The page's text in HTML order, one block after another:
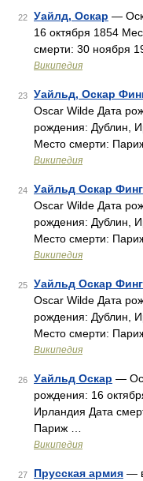
22 Уайлд, Оскар —
16 октября 1854
смерти: 30 ноября
Википедия
23 Уайльд, Оскар
Oscar Wilde Дата
рождения: Дублин,
Место смерти:
Википедия
24 Уайльд Оскар
Oscar Wilde Дата
рождения: Дублин,
Место смерти:
Википедия
25 Уайльд Оскар
Oscar Wilde Дата
рождения: Дублин,
Место смерти:
Википедия
26 Уайльд Оскар —
рождения: 16
Ирландия Дата
Париж …
Википедия
27 Прусская армия —